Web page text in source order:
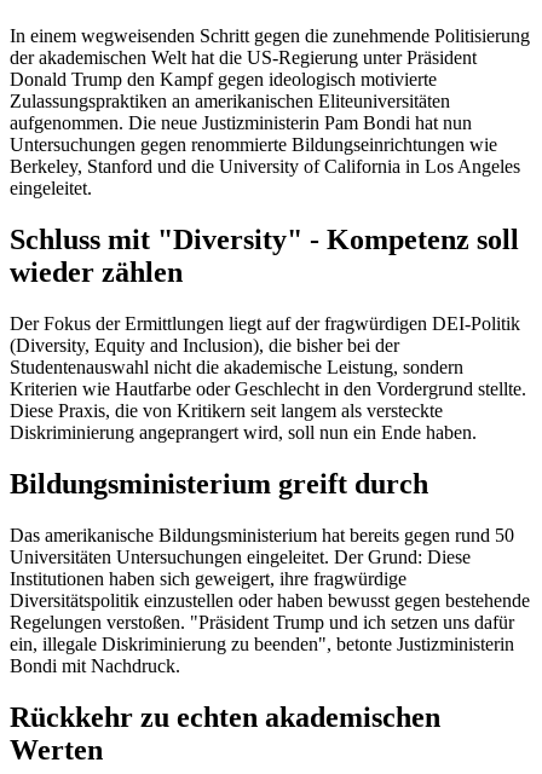
In einem wegweisenden Schritt gegen die zunehmende Politisierung
der akademischen Welt hat die US-Regierung unter Präsident
Donald Trump den Kampf gegen ideologisch motivierte
Zulassungspraktiken an amerikanischen Eliteuniversitäten
aufgenommen. Die neue Justizministerin Pam Bondi hat nun
Untersuchungen gegen renommierte Bildungseinrichtungen wie
Berkeley, Stanford und die University of California in Los Angeles
eingeleitet.
Schluss mit "Diversity" - Kompetenz soll
wieder zählen
Der Fokus der Ermittlungen liegt auf der fragwürdigen DEI-Politik
(Diversity, Equity and Inclusion), die bisher bei der
Studentenauswahl nicht die akademische Leistung, sondern
Kriterien wie Hautfarbe oder Geschlecht in den Vordergrund stellte.
Diese Praxis, die von Kritikern seit langem als versteckte
Diskriminierung angeprangert wird, soll nun ein Ende haben.
Bildungsministerium greift durch
Das amerikanische Bildungsministerium hat bereits gegen rund 50
Universitäten Untersuchungen eingeleitet. Der Grund: Diese
Institutionen haben sich geweigert, ihre fragwürdige
Diversitätspolitik einzustellen oder haben bewusst gegen bestehende
Regelungen verstoßen. "Präsident Trump und ich setzen uns dafür
ein, illegale Diskriminierung zu beenden", betonte Justizministerin
Bondi mit Nachdruck.
Rückkehr zu echten akademischen
Werten